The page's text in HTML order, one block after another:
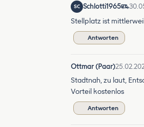
SC Schlotti1965
Stellplatz ist
Antworten
Ottmar (Paar)
Stadtnah, zu laut,
Vorteil kostenlos
Antworten